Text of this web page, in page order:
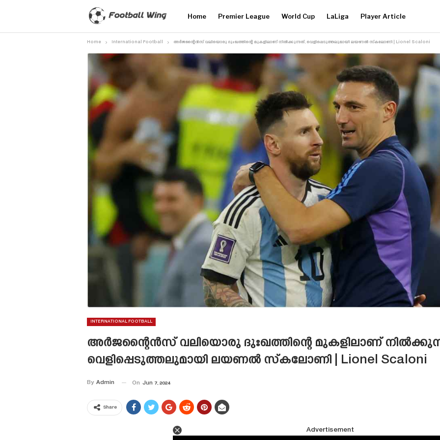
Home Premier League World Cup LaLiga Player Article
Home International Football അർജന്റൈൻസ് വലിയൊരു ദുഃഖത്തിന്റെ മുകളിലാണ് നിൽക്കുന്നത്, വെളിപ്പെടുത്തലുമായി ലയണൽ സ്‌കലോണി | Lionel Scaloni
INTERNATIONAL FOOTBALL
അർജന്റൈൻസ് വലിയൊരു ദുഃഖത്തിന്റെ മുകളിലാണ്
വെളിപ്പെടുത്തലുമായി ലയണൽ സ്‌കലോണി | Lionel Scaloni
By Admin On Jun 7, 2024
Share
Advertisement